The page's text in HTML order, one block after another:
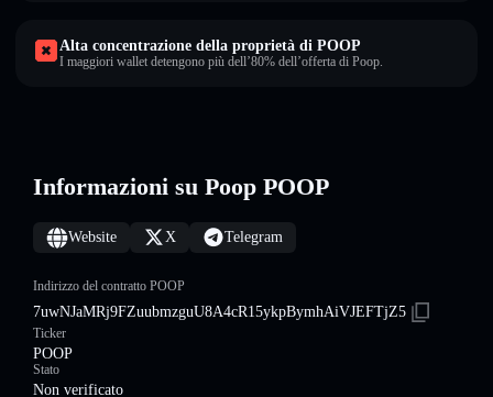
Alta concentrazione della proprietà di POOP
I maggiori wallet detengono più dell’80% dell’offerta di Poop.
Informazioni su Poop POOP
Website X Telegram
Indirizzo del contratto POOP
7uwNJaMRj9FZuubmzguU8A4cR15ykpBymhAiVJEFTjZ5
Ticker
POOP
Stato
Non verificato